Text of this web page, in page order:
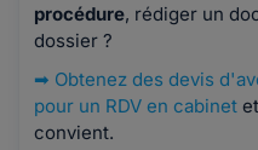
procédure, rédiger un
dossier ?
➡ Obtenez des devis
pour un RDV en cabinet
convient.